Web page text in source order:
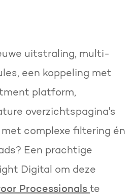
uitstraling, multi-
een koppeling met
platform,
overzichtspagina's
complexe filtering én
Een prachtige
Digital om deze
Processionals te